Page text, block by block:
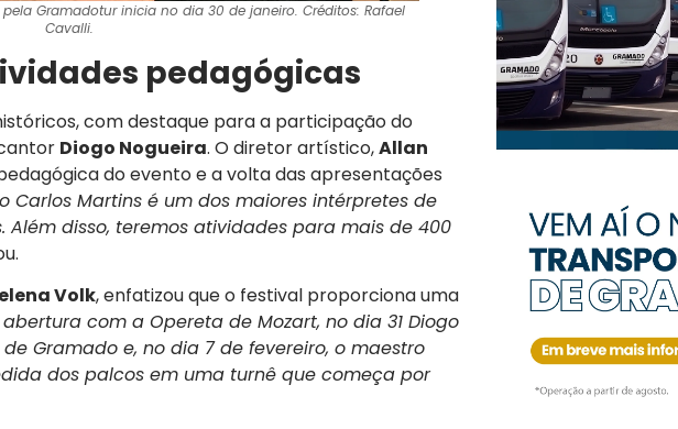
Gramadotur inicia no dia 30 de janeiro. Créditos: Rafael
Cavalli.
pedagógicas
com destaque para a participação do
Diogo Nogueira. O diretor artístico,Allan
do evento e a volta das apresentações
Carlos Martins é um dos maiores intérpretes de
disso, teremos atividades para mais de 400
Volk, enfatizou que o festival proporciona uma
com a Opereta de Mozart, no dia 31 Diogo
Gramado e, no dia 7 de fevereiro, o maestro
dos palcos em uma turnê que começa por